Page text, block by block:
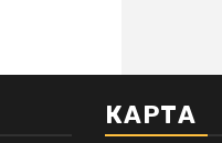
КАРТА